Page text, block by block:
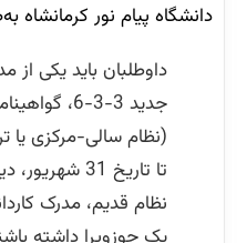
دانشگاه پیام نور
داوطلبان باید یکی از
جدید 3-3-
(نظام سالی-مرکزی یا
تا تاریخ 31
نظام قدیم، مدرک
یک حوزویرا داشته